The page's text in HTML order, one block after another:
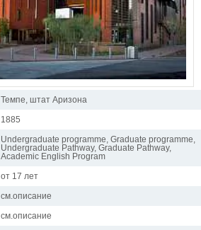
Темпе, штат Аризона
1885
Undergraduate programme, Graduate programme,
Undergraduate Pathway, Graduate Pathway,
Academic English Program
от 17 лет
см.описание
см.описание